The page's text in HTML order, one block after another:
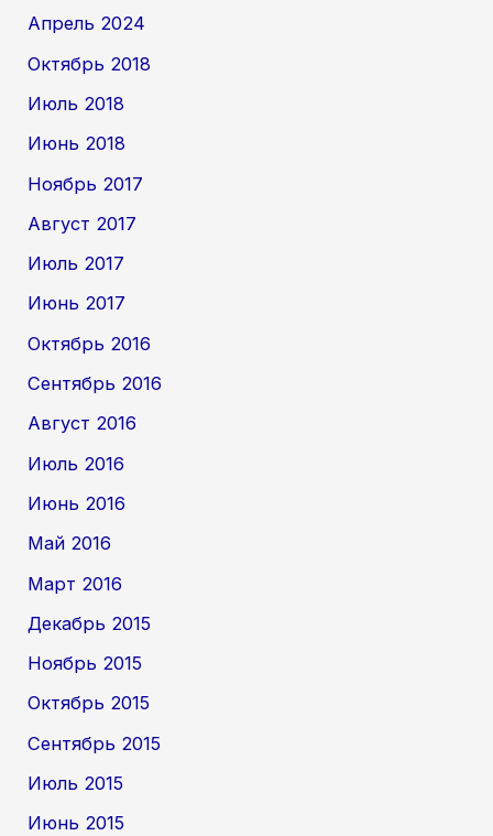
Апрель 2024
Октябрь 2018
Июль 2018
Июнь 2018
Ноябрь 2017
Август 2017
Июль 2017
Июнь 2017
Октябрь 2016
Сентябрь 2016
Август 2016
Июль 2016
Июнь 2016
Май 2016
Март 2016
Декабрь 2015
Ноябрь 2015
Октябрь 2015
Сентябрь 2015
Июль 2015
Июнь 2015